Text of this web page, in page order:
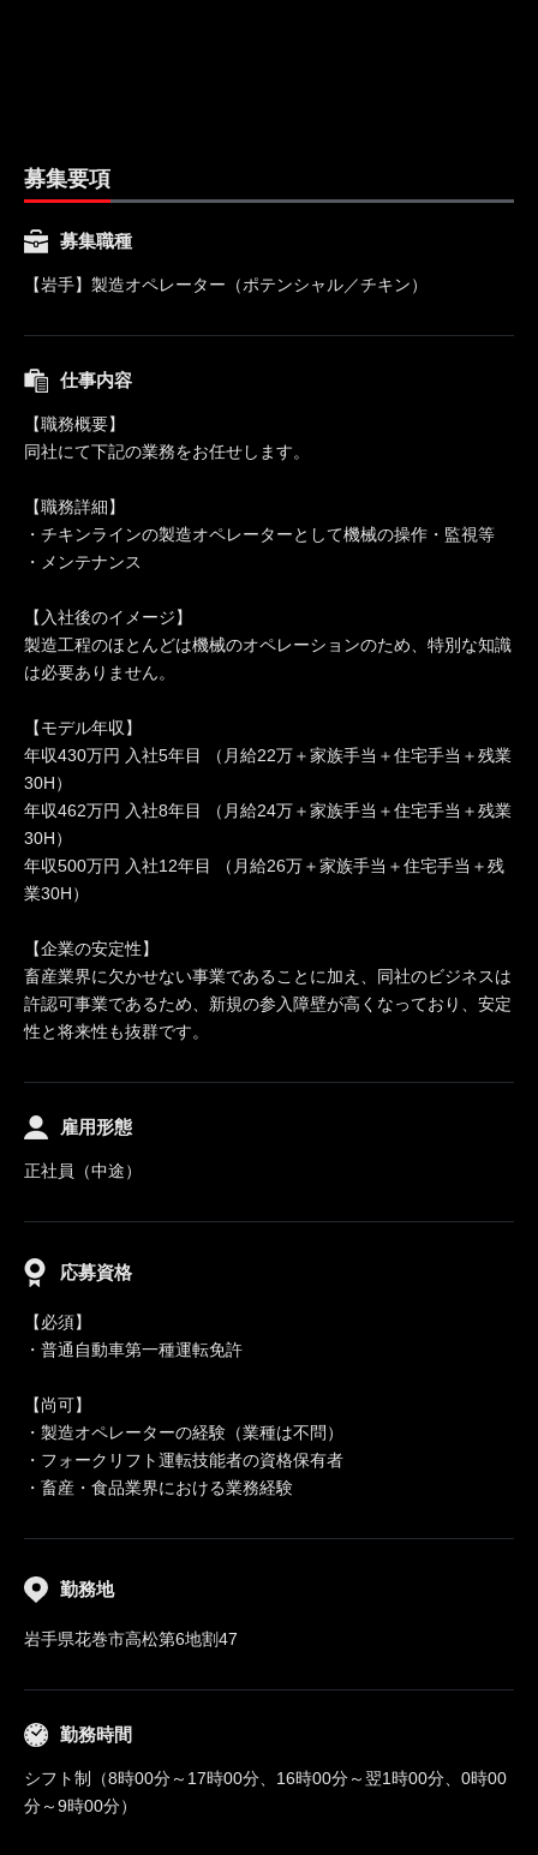
募集要項
募集職種
【岩手】製造オペレーター（ポテンシャル／チキン）
仕事内容
【職務概要】
同社にて下記の業務をお任せします。
【職務詳細】
・チキンラインの製造オペレーターとして機械の操作・監視等
・メンテナンス
【入社後のイメージ】
製造工程のほとんどは機械のオペレーションのため、特別な知識
は必要ありません。
【モデル年収】
年収430万円 入社5年目 （月給22万＋家族手当＋住宅手当＋残業
30H）
年収462万円 入社8年目 （月給24万＋家族手当＋住宅手当＋残業
30H）
年収500万円 入社12年目 （月給26万＋家族手当＋住宅手当＋残
業30H）
【企業の安定性】
畜産業界に欠かせない事業であることに加え、同社のビジネスは
許認可事業であるため、新規の参入障壁が高くなっており、安定
性と将来性も抜群です。
雇用形態
正社員（中途）
応募資格
【必須】
・普通自動車第一種運転免許
【尚可】
・製造オペレーターの経験（業種は不問）
・フォークリフト運転技能者の資格保有者
・畜産・食品業界における業務経験
勤務地
岩手県花巻市高松第6地割47
勤務時間
シフト制（8時00分～17時00分、16時00分～翌1時00分、0時00
分～9時00分）